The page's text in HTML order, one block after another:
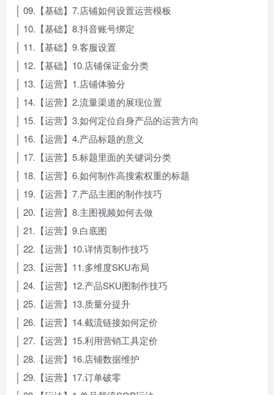
│ 09.【基础】7.店铺如何设置运营模板
│ 10.【基础】8.抖音账号绑定
│ 11.【基础】9.客服设置
│ 12.【基础】10.店铺保证金分类
│ 13.【运营】1.店铺体验分
│ 14.【运营】2.流量渠道的展现位置
│ 15.【运营】3.如何定位自身产品的运营方向
│ 16.【运营】4.产品标题的意义
│ 17.【运营】5.标题里面的关键词分类
│ 18.【运营】6.如何制作高搜索权重的标题
│ 19.【运营】7.产品主图的制作技巧
│ 20.【运营】8.主图视频如何去做
│ 21.【运营】9.白底图
│ 22.【运营】10.详情页制作技巧
│ 23.【运营】11.多维度SKU布局
│ 24.【运营】12.产品SKU图制作技巧
│ 25.【运营】13.质量分提升
│ 26.【运营】14.截流链接如何定价
│ 27.【运营】15.利用营销工具定价
│ 28.【运营】16.店铺数据维护
│ 29.【运营】17.订单破零